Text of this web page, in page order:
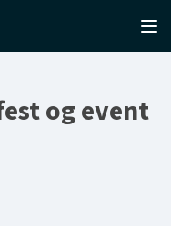
og event